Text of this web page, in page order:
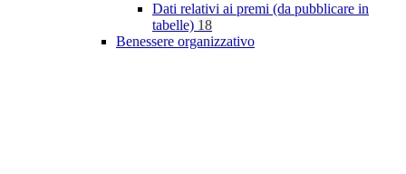
Dati relativi ai premi (da pubblicare in
tabelle) 18
Benessere organizzativo